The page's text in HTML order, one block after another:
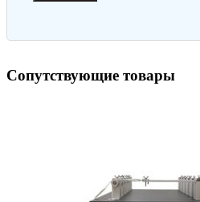
Сопутствующие товары